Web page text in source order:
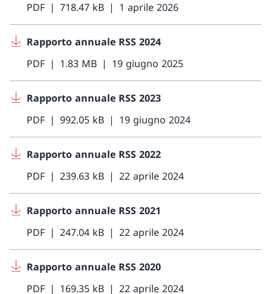
PDF
718.47 kB 1 aprile 2026
Rapporto annuale RSS 2024
PDF
1.83 MB 19 giugno 2025
Rapporto annuale RSS 2023
PDF
992.05 kB 19 giugno 2024
Rapporto annuale RSS 2022
PDF
239.63 kB 22 aprile 2024
Rapporto annuale RSS 2021
PDF
247.04 kB 22 aprile 2024
Rapporto annuale RSS 2020
PDF
169.35 kB 22 aprile 2024